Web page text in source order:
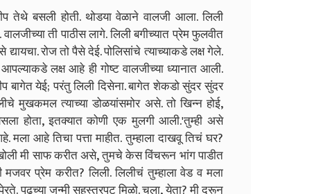
तेथे बसली होती. थोडया वेळाने वालजी आला. लिली
ती पाठीस लागे. लिली बगीच्यात प्रेम फुलवीत
द्यायचा. रोज तो पैसे देई. पोलिसांचे त्याच्याकडे लक्ष गेले.
आपल्याकडे लक्ष आहे ही गोष्ट वालजीच्या ध्यानात आली.
बागेत येई;परंतु लिली दिसेना. बागेत शेकडो सुंदर सुंदर
मुखकमल त्याच्या डोळयांसमोर असे. तो खिन्न होई,
होता,इतक्यात कोणी एक मुलगी आली.'तुम्ही असे
मला आहे तिचा पत्ता माहीत. तुम्हाला दाखवू तिचं घर?
मी साफ करीत असे,तुमचे केस विंचरून भांग पाडीत
मजवर प्रेम करीत?लिली. लिलीचं तुम्हाला वेड व मला